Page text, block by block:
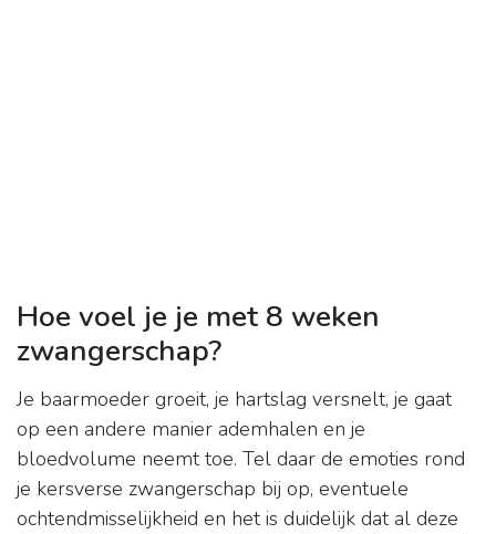
Hoe voel je je met 8 weken
zwangerschap?
Je baarmoeder groeit, je hartslag versnelt, je gaat
op een andere manier ademhalen en je
bloedvolume neemt toe. Tel daar de emoties rond
je kersverse zwangerschap bij op, eventuele
ochtendmisselijkheid en het is duidelijk dat al deze